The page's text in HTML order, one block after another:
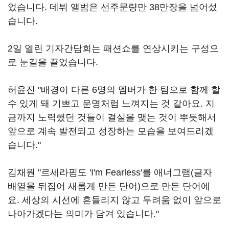
었습니다. 데뷔 앨범은 선주문량만 38만장을 넘어섰
습니다.
2일 열린 기자간담회는 패션쇼를 연상시키는 구성으
로 눈길을 끌었습니다.
허윤진 "배경이 다른 6명의 멤버가 한 팀으로 함께 할
수 있게 돼 기쁘고 운명처럼 느껴지는 것 같아요. 지
금까지 노력했던 것들이 결실을 맺는 것이 뿌듯해서
앞으로 계속 발전되고 성장하는 모습을 보여드리겠
습니다."
김채원 "르세라핌도 'I'm Fearless'를 애너그램(글자
배열을 뒤집어 새롭게 만든 단어)으로 만든 단어에
요. 세상의 시선에 흔들리지 않고 두려움 없이 앞으로
나아가겠다는 의미가 담겨 있습니다."